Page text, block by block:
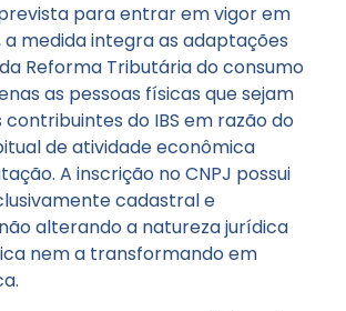
para entrar em vigor em
a medida integra as adaptações
Reforma Tributária do consumo
as pessoas físicas que sejam
do IBS em razão do
de atividade econômica
A inscrição no CNPJ possui
cadastral e
alterando a natureza jurídica
nem a transformando em